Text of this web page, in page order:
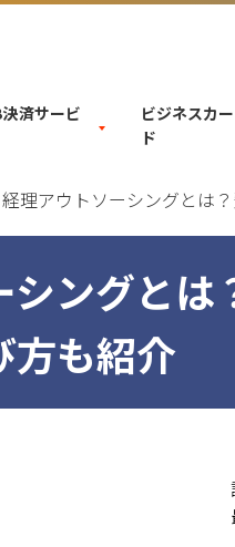
済サービ
ビジネスカー
ド
経理アウトソーシングとは
ングとは
方も紹介